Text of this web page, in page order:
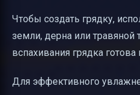
Чтобы создать грядку,
земли, дерна или травяной
вспахивания грядка
Для эффективного